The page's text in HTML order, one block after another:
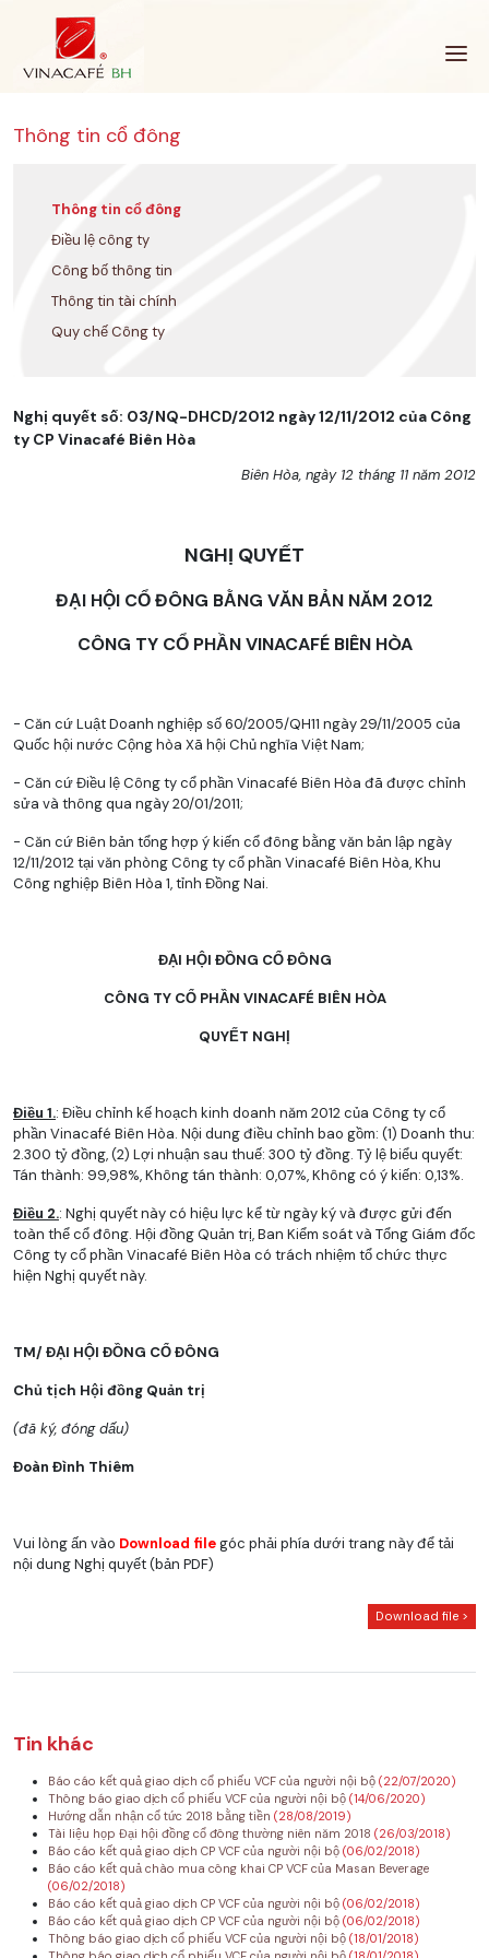
Thông tin cổ đông
Thông tin cổ đông
Điều lệ công ty
Công bố thông tin
Thông tin tài chính
Quy chế Công ty
Nghị quyết số: 03/NQ-DHCD/2012 ngày 12/11/2012 của Công
ty CP Vinacafé Biên Hòa
Biên Hòa, ngày 12 tháng 11 năm 2012
NGHỊ QUYẾT
ĐẠI HỘI CỔ ĐÔNG BẰNG VĂN BẢN NĂM 2012
CÔNG TY CỔ PHẦN VINACAFÉ BIÊN HÒA
- Căn cứ Luật Doanh nghiệp số 60/2005/QH11 ngày 29/11/2005 của
Quốc hội nước Cộng hòa Xã hội Chủ nghĩa Việt Nam;
- Căn cứ Điều lệ Công ty cổ phần Vinacafé Biên Hòa đã được chỉnh
sửa và thông qua ngày 20/01/2011;
- Căn cứ Biên bản tổng hợp ý kiến cổ đông bằng văn bản lập ngày
12/11/2012 tại văn phòng Công ty cổ phần Vinacafé Biên Hòa, Khu
Công nghiệp Biên Hòa 1, tỉnh Đồng Nai.
ĐẠI HỘI ĐỒNG CỔ ĐÔNG
CÔNG TY CỔ PHẦN VINACAFÉ BIÊN HÒA
QUYẾT NGHỊ
Điều 1.: Điều chỉnh kế hoạch kinh doanh năm 2012 của Công ty cổ
phần Vinacafé Biên Hòa. Nội dung điều chỉnh bao gồm: (1) Doanh thu:
2.300 tỷ đồng, (2) Lợi nhuận sau thuế: 300 tỷ đồng. Tỷ lệ biểu quyết:
Tán thành: 99,98%, Không tán thành: 0,07%, Không có ý kiến: 0,13%.
Điều 2.: Nghị quyết này có hiệu lực kể từ ngày ký và được gửi đến
toàn thể cổ đông. Hội đồng Quản trị, Ban Kiểm soát và Tổng Giám đốc
Công ty cổ phần Vinacafé Biên Hòa có trách nhiệm tổ chức thực
hiện Nghị quyết này.
TM/ ĐẠI HỘI ĐỒNG CỔ ĐÔNG
Chủ tịch Hội đồng Quản trị
(đã ký, đóng dấu)
Đoàn Đình Thiêm
Vui lòng ấn vào Download filegóc phải phía dưới trang này để tải
nội dung Nghị quyết (bản PDF)
Download file >
Tin khác
Báo cáo kết quả giao dịch cổ phiếu VCF của người nội bộ (22/07/2020)
Thông báo giao dịch cổ phiếu VCF của người nội bộ (14/06/2020)
Hướng dẫn nhận cổ tức 2018 bằng tiền (28/08/2019)
Tài liệu họp Đại hội đồng cổ đông thường niên năm 2018 (26/03/2018)
Báo cáo kết quả giao dịch CP VCF của người nội bộ (06/02/2018)
Báo cáo kết quả chào mua công khai CP VCF của Masan Beverage
(06/02/2018)
Báo cáo kết quả giao dịch CP VCF của người nội bộ (06/02/2018)
Báo cáo kết quả giao dịch CP VCF của người nội bộ (06/02/2018)
Thông báo giao dịch cổ phiếu VCF của người nội bộ (18/01/2018)